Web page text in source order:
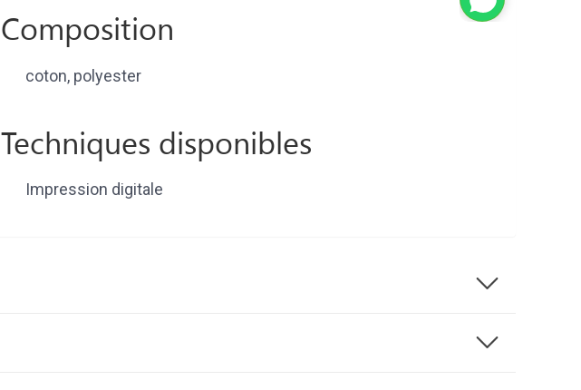
Composition
coton, polyester
Techniques disponibles
Impression digitale